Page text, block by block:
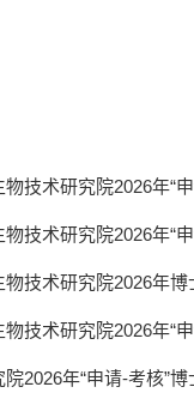
物技术研究院2026年“
物技术研究院2026年“
物技术研究院2026年博
物技术研究院2026年“
2026年“申请-考核”